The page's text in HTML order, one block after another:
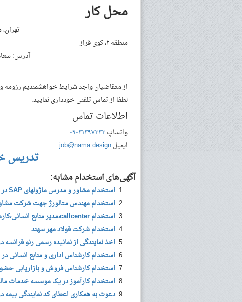
محل کار
تهران،
منطقه ۲، کوی فراز
آدرس:
از متقاضیان واجد شرایط خواهشمندیم رزومه و
لطفا از تماس تلفنی خودداری نمایید.
اطلاعات تماس
واتساپ۰۹۰۳۱۳۹۷۳۳۳
ایمیلjob@nama.design
تدریس
آگهی‌های استخدام مشابه:
استخدام مشاور و مدرس ماژولهای SAP در شرکت داده پردازان دوران
استخدام مهندس متالورژ جهت شرکت
استخدام callcenter،مدیر منابع انسانی،کارمند اداری،کارشناس NOC،گرافیست
استخدام شرکت فولاد مهر سهند
اخذ نمایندگی از نمانیده رسمی رنو
استخدام کارشناس اداری و منابع انسانی
استخدام کارشناس فروش و بازاریابی
استخدام کارآموز در یک موسسه خدمات
دعوت به همکاری اعطای کد نمایندگی بیمه در ۹ استان